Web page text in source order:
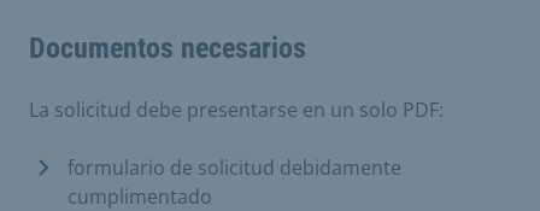
Documentos necesarios
La solicitud debe presentarse en un solo PDF:
formulario de solicitud debidamente
cumplimentado